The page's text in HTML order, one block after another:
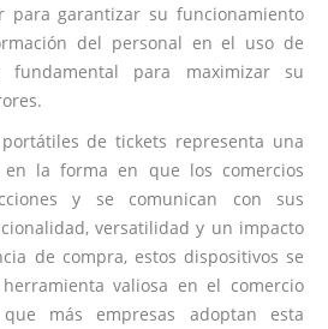
para garantizar su funcionamiento
del personal en el uso de
fundamental para maximizar su
de tickets representa una
en la forma en que los comercios
y se comunican con sus
versatilidad y un impacto
de compra, estos dispositivos se
valiosa en el comercio
más empresas adoptan esta